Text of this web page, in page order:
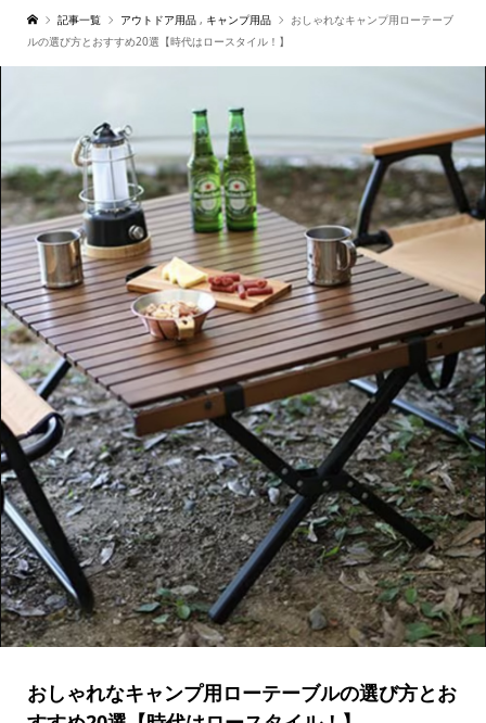
記事一覧 アウトドア用品 , キャンプ用品
おしゃれなキャンプ用ローテーブ
ルの選び方とおすすめ20選【時代はロースタイル！】
おしゃれなキャンプ用ローテーブルの選び方とお